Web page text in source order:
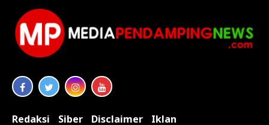
Redaksi Siber Disclaimer Iklan